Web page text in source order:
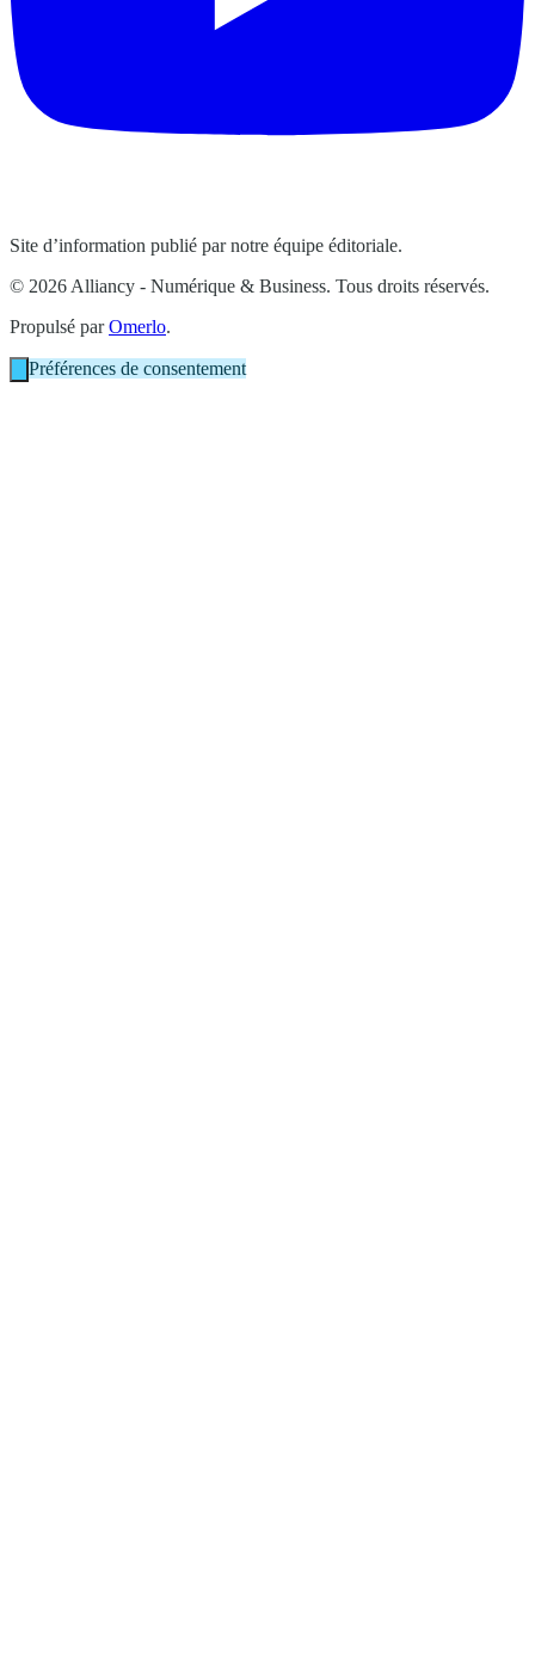
Site d’information publié par notre équipe éditoriale.
© 2026 Alliancy - Numérique & Business. Tous droits réservés.
Propulsé parOmerlo.
Préférences de consentement